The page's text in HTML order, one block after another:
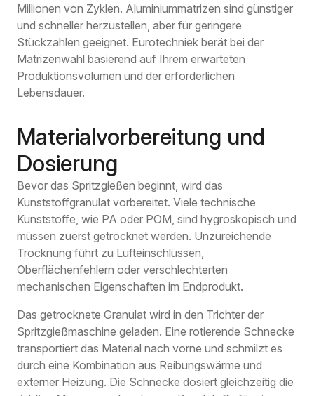
Millionen von Zyklen. Aluminiummatrizen sind günstiger
und schneller herzustellen, aber für geringere
Stückzahlen geeignet. Eurotechniek berät bei der
Matrizenwahl basierend auf Ihrem erwarteten
Produktionsvolumen und der erforderlichen
Lebensdauer.
Materialvorbereitung und
Dosierung
Bevor das Spritzgießen beginnt, wird das
Kunststoffgranulat vorbereitet. Viele technische
Kunststoffe, wie PA oder POM, sind hygroskopisch und
müssen zuerst getrocknet werden. Unzureichende
Trocknung führt zu Lufteinschlüssen,
Oberflächenfehlern oder verschlechterten
mechanischen Eigenschaften im Endprodukt.
Das getrocknete Granulat wird in den Trichter der
Spritzgießmaschine geladen. Eine rotierende Schnecke
transportiert das Material nach vorne und schmilzt es
durch eine Kombination aus Reibungswärme und
externer Heizung. Die Schnecke dosiert gleichzeitig die